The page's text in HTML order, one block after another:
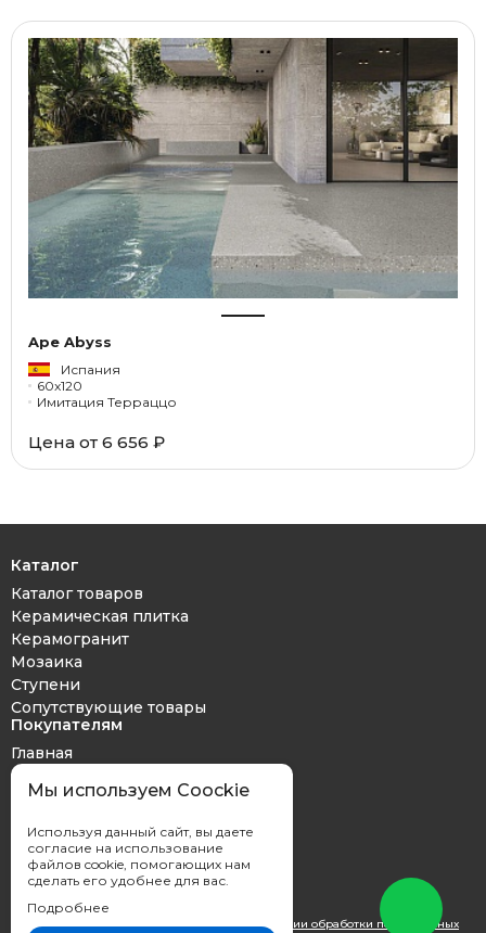
Ape Abyss
Испания
60x120
Имитация Терраццо
Цена от 6 656 ₽
Каталог
Каталог товаров
Керамическая плитка
Керамогранит
Мозаика
Ступени
Сопутствующие товары
Покупателям
Главная
Дизайн проект
Оплата и доставка
Контакты
Вы принимаете условияполитики в отношении обработки персональных
Мы используем Coockie
Используя данный сайт, вы даете
согласие на использование
файлов cookie, помогающих нам
сделать его удобнее для вас.
Подробнее